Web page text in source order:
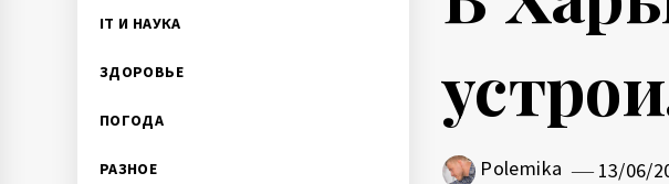
IT И НАУКА
ЗДОРОВЬЕ
ПОГОДА
РАЗНОЕ Polemika 13/06/